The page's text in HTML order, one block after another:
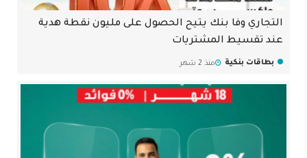
التجاري وفا بنك يتيح الحصول على مليون نقطة هدية
عند تقسيط المشتريات
بطاقات بنكية منذ 2 شهر